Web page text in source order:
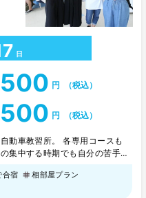
日
円 （税込）
円 （税込）
動車教習所。 各専用コースも
集中する時期でも自分の苦手な
う方のために、「トレーチャ
目に取り入れています。 指導
合宿
相部屋プラン